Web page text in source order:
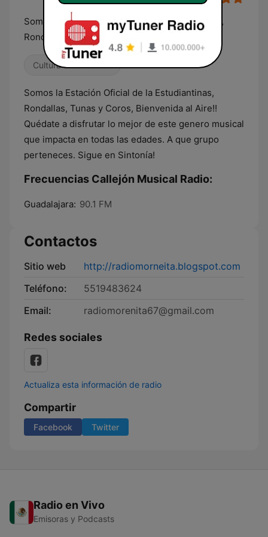
Somos La Estación Oficial de Las Estudiantinas,
Rondallas, Tunas y Coros
Cultura & Educación
Somos la Estación Oficial de la Estudiantinas,
Rondallas, Tunas y Coros, Bienvenida al Aire!!
Quédate a disfrutar lo mejor de este genero musical
que impacta en todas las edades. A que grupo
perteneces. Sigue en Sintonía!
Frecuencias Callejón Musical Radio:
Guadalajara: 90.1 FM
Contactos
Sitio web
http://radiomorneita.blogspot.com
Teléfono:
5519483624
Email:
radiomorenita67@gmail.com
Redes sociales
Actualiza esta información de radio
Compartir
Facebook Twitter
Radio en Vivo
Emisoras y Podcasts